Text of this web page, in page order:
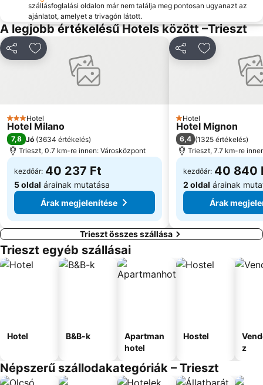
Staro mesto Piran
Postojna Cave
Castello di Duino
Krajinski park Strunjan
Aquarium Piran
Centro storico
Teatro Rossetti
Slovenska Obala
Meduza 2
Campeggi
AC Mareda
Valeta AC Lanterna
szállásfoglalási oldalon már nem találja meg pontosan ugyanazt az
ajánlatot, amelyet a trivagón látott.
A legjobb értékelésű Hotels között –Trieszt
MegosztásHozzáadás a kedvencekhez
3 Kategória
Hotel
Hotel Milano
7,8 Jó (3634 értékelés)
Trieszt, 0.7 km-re innen: Városközpont
kezdőár: 40 237 Ft
5 oldal árainak mutatása
Árak megjelenítése
MegosztásHozzáadás
1 Kategória
Hotel
Hotel Mignon
6,4 (1325 értékelés)
Trieszt, 7.7 km-re
kezdőár: 40 840
2 oldal árainak
Árak
Trieszt összes szállása
Trieszt egyéb szállásai
Hotel B&B-k
Apartman
hotel
Hostel
z
Népszerű szállodakategóriák – Trieszt